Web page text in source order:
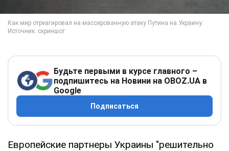
Будьте первыми в курсе главного –
подпишитесь на Новини на OBOZ.UA в
Google
Подписаться
Европейские партнеры Украины "решительно